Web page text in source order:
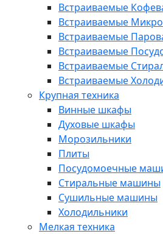
Встраиваемые
Встраиваемые
Встраиваемые
Встраиваемые
Встраиваемые
Встраиваемые
Крупная техника
Винные шкафы
Духовые шкафы
Морозильники
Плиты
Посудомоечные
Стиральные машины
Сушильные машины
Холодильники
Мелкая техника